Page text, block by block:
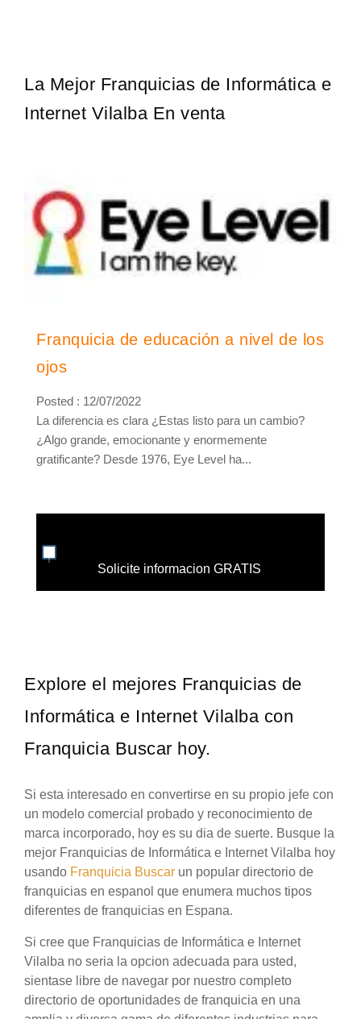
La Mejor Franquicias de Informática e
Internet Vilalba En venta
Franquicia de educación a nivel de los
ojos
Posted : 12/07/2022
La diferencia es clara ¿Estas listo para un cambio?
¿Algo grande, emocionante y enormemente
gratificante? Desde 1976, Eye Level ha...
Solicite informacion GRATIS
Explore el mejores Franquicias de
Informática e Internet Vilalba con
Franquicia Buscar hoy.
Si esta interesado en convertirse en su propio jefe con
un modelo comercial probado y reconocimiento de
marca incorporado, hoy es su dia de suerte. Busque la
mejor Franquicias de Informática e Internet Vilalba hoy
usando Franquicia Buscar un popular directorio de
franquicias en espanol que enumera muchos tipos
diferentes de franquicias en Espana.
Si cree que Franquicias de Informática e Internet
Vilalba no seria la opcion adecuada para usted,
sientase libre de navegar por nuestro completo
directorio de oportunidades de franquicia en una